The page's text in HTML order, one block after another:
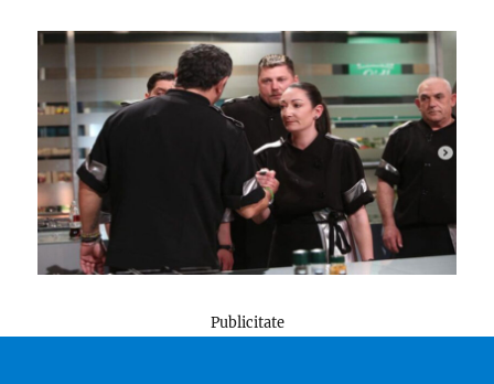
Publicitate